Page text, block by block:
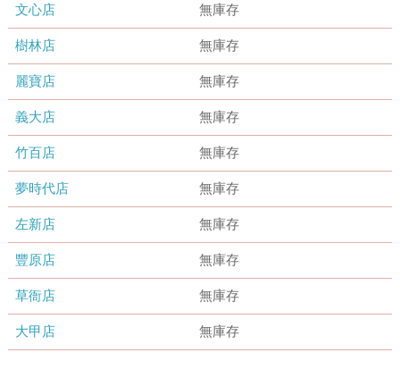
文心店 無庫存
樹林店 無庫存
麗寶店 無庫存
義大店 無庫存
竹百店 無庫存
夢時代店 無庫存
左新店 無庫存
豐原店 無庫存
草衙店 無庫存
大甲店 無庫存